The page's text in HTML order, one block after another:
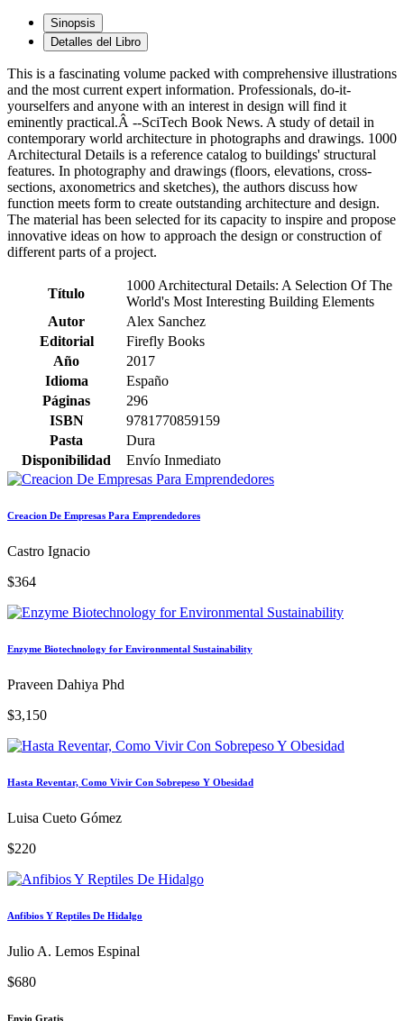
Sinopsis
Detalles del Libro
This is a fascinating volume packed with comprehensive illustrations
and the most current expert information. Professionals, do-it-
yourselfers and anyone with an interest in design will find it
eminently practical.Â --SciTech Book News. A study of detail in
contemporary world architecture in photographs and drawings. 1000
Architectural Details is a reference catalog to buildings' structural
features. In photography and drawings (floors, elevations, cross-
sections, axonometrics and sketches), the authors discuss how
function meets form to create outstanding architecture and design.
The material has been selected for its capacity to inspire and propose
innovative ideas on how to approach the design or construction of
different parts of a project.
Título
1000 Architectural Details: A Selection Of The
World's Most Interesting Building Elements
Autor
Alex Sanchez
Editorial
Firefly Books
Año
2017
Idioma
Españo
Páginas
296
ISBN
9781770859159
Pasta
Dura
Disponibilidad
Envío Inmediato
Creacion De Empresas Para Emprendedores
Castro Ignacio
$364
Praveen Dahiya Phd